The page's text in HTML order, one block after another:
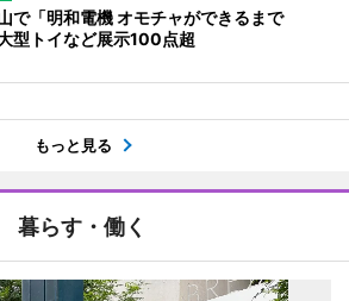
で「明和電機 オモチャができるまで
型トイなど展示100点超
もっと見る
暮らす・働く